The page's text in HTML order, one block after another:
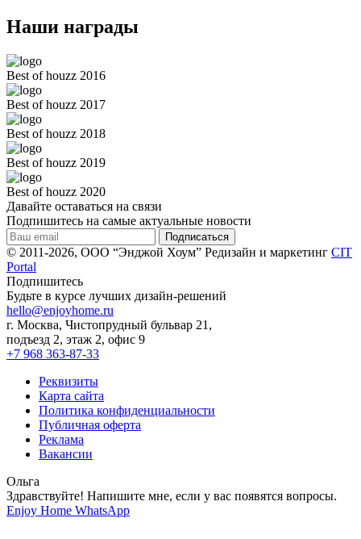
Наши награды
Best of houzz 2016
Best of houzz 2017
Best of houzz 2018
Best of houzz 2019
Best of houzz 2020
Давайте оставаться на связи
Подпишитесь на самые актуальные новости
© 2011-2026, ООО “Энджой Хоум” Редизайн и маркетинг CIT
Portal
Подпишитесь
Будьте в курсе лучших дизайн-решений
hello@enjoyhome.ru
г. Москва, Чистопрудный бульвар 21,
подъезд 2, этаж 2, офис 9
+7 968 363-87-33
Реквизиты
Карта сайта
Политика конфиденциальности
Публичная оферта
Реклама
Вакансии
Ольга
Здравствуйте! Напишите мне, если у вас появятся вопросы.
Enjoy Home WhatsApp